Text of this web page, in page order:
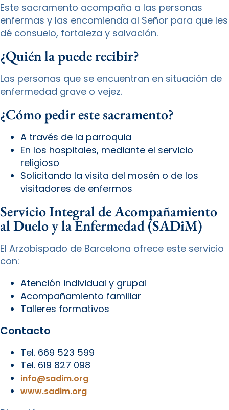
Este sacramento acompaña a las personas
enfermas y las encomienda al Señor para que les
dé consuelo, fortaleza y salvación.
¿Quién la puede recibir?
Las personas que se encuentran en situación de
enfermedad grave o vejez.
¿Cómo pedir este sacramento?
A través de la parroquia
En los hospitales, mediante el servicio
religioso
Solicitando la visita del mosén o de los
visitadores de enfermos
Servicio Integral de Acompañamiento
al Duelo y la Enfermedad (SADiM)
El Arzobispado de Barcelona ofrece este servicio
con:
Atención individual y grupal
Acompañamiento familiar
Talleres formativos
Contacto
Tel. 669 523 599
Tel. 619 827 098
info@sadim.org
www.sadim.org